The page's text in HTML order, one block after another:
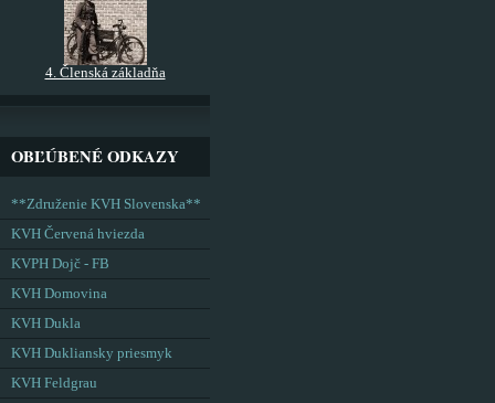
4. Členská základňa
OBĽÚBENÉ ODKAZY
**Združenie KVH Slovenska**
KVH Červená hviezda
KVPH Dojč - FB
KVH Domovina
KVH Dukla
KVH Dukliansky priesmyk
KVH Feldgrau